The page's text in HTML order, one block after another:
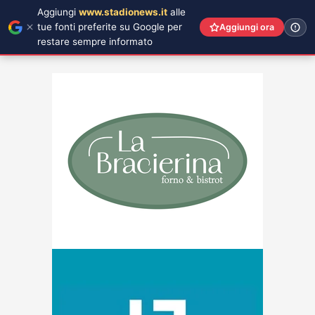
Aggiungi www.stadionews.it alle
tue fonti preferite su Google per
restare sempre informato
Aggiungi ora